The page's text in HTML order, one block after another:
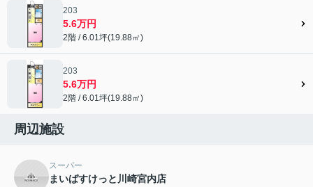
203
5.6万円
2階 / 6.01坪(19.88㎡)
203
5.6万円
2階 / 6.01坪(19.88㎡)
周辺施設
スーパー
まいばすけっと川崎宮内店